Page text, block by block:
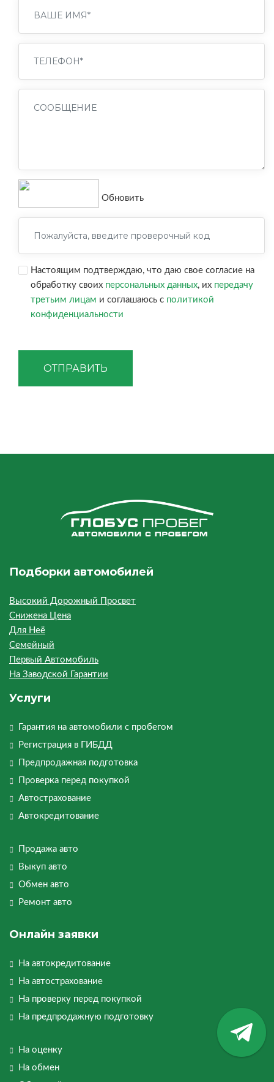
Обновить
Настоящим подтверждаю, что даю свое согласие на
обработку своих персональных данных, их передачу
третьим лицам и соглашаюсь с политикой
конфиденциальности
ОТПРАВИТЬ
Подборки автомобилей
Высокий Дорожный Просвет
Снижена Цена
Для Неё
Семейный
Первый Автомобиль
На Заводской Гарантии
Услуги
Гарантия на автомобили с пробегом
Регистрация в ГИБДД
Предпродажная подготовка
Проверка перед покупкой
Автострахование
Автокредитование
Продажа авто
Выкуп авто
Обмен авто
Ремонт авто
Онлайн заявки
На автокредитование
На автострахование
На проверку перед покупкой
На предпродажную подготовку
На оценку
На обмен